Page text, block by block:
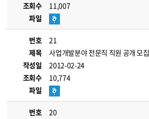
조회수
11,007
파일
번호
21
제목
사업개발분야 전문직 직원 공개 모집
작성일
2012-02-24
조회수
10,774
파일
번호
20